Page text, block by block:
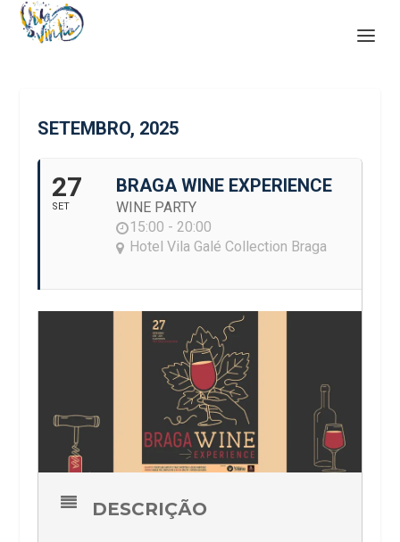
SETEMBRO, 2025
27
SET
BRAGA WINE EXPERIENCE
WINE PARTY
15:00 - 20:00
Hotel Vila Galé Collection Braga
DESCRIÇÃO